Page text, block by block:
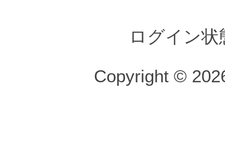
ログイン
Copyright ©